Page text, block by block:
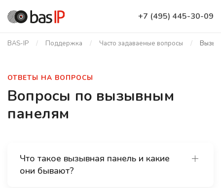
+7 (495) 445-30-09
BAS-IP Поддержка Часто задаваемые вопросы
ОТВЕТЫ НА ВОПРОСЫ
Вопросы по вызывным
панелям
Что такое вызывная панель и какие
они бывают?